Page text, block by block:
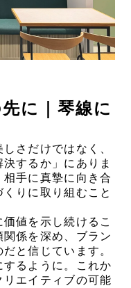
に｜琴線に
さだけではなく、
するか」にありま
手に真摯に向き合
りに取り組むこと
値を示し続けるこ
係を深め、ブラン
と信じています。
るように。これか
エイティブの可能